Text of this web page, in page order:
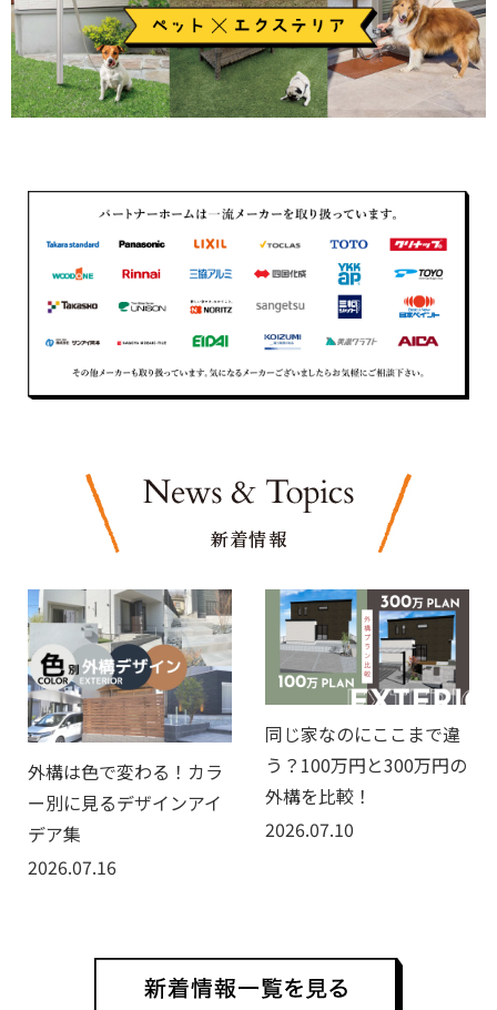
外構は色で変わる！カラ
ー別に見るデザインアイ
デア集
2026.07.16
同じ家なのにここまで違
う？100万円と300万円の
外構を比較！
2026.07.10